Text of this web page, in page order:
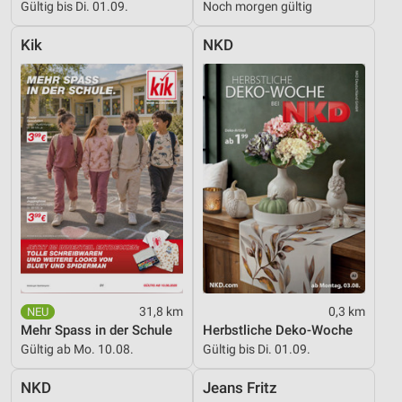
Gültig bis Di. 01.09. Noch morgen gültig
Kik
31,8 km
Mehr Spass in der Schule
Gültig ab Mo. 10.08.
NKD
0,3 km
Herbstliche Deko-Woche
Gültig bis Di. 01.09.
NKD Jeans Fritz
Geräte anhand von aktiv angeforderten
Informationen identifizieren
Nicht-IAB-Verarbeitungszwecke:
Notwendig
Performance
Funktional
Werbung